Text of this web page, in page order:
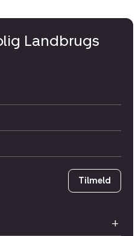
Landbrugs
Tilmeld